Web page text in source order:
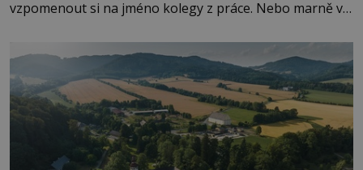
vzpomenout si na jméno kolegy z práce. Nebo marně v
Je to opravdu tak, s věkem jako kdyby se paměť
rozhodla stávkovat. Cvičte